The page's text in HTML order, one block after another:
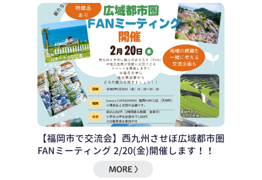
【福岡市で交流会】西九州させぼ広域都市圏
FANミーティング 2/20(金)開催します！！